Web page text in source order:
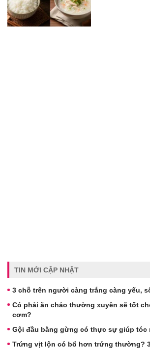
TIN MỚI CẬP NHẬT
3 chỗ trên người càng trắng càng yếu,
Có phải ăn cháo thường xuyên sẽ tốt
cơm?
Gội đầu bằng gừng có thực sự giúp tóc
Trứng vịt lộn có bổ hơn trứng thường?